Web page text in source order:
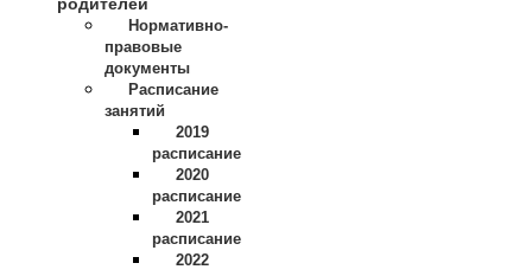
Нормативно-
правовые
документы
Расписание
занятий
2019
расписание
2020
расписание
2021
расписание
2022